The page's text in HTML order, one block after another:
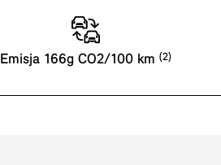
Emisja 166g CO2/100 km